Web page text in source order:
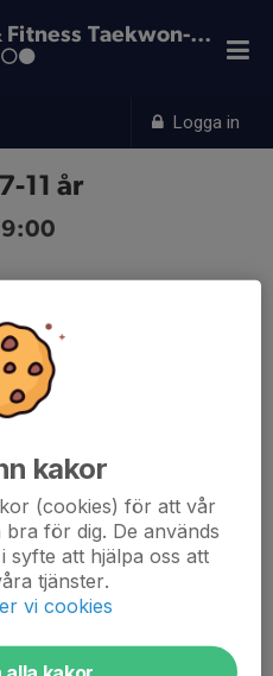
Logga in
Team Fighting & Fitness Taekwon-Do
11 år
kakor
(cookies) för att vår
för dig. De används
syfte att hjälpa oss att
tjänster.
vi cookies